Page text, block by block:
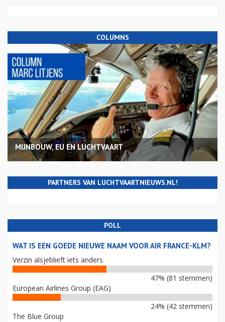
COLUMNS
MIJNBOUW, EU EN LUCHTVAART
PARTNERS VAN LUCHTVAARTNIEUWS.NL!
POLL
WAT IS EEN GOEDE NIEUWE NAAM VOOR AIR FRANCE-KLM?
Verzin alsjeblieft iets anders
47% (81 stemmen)
European Airlines Group (EAG)
24% (42 stemmen)
The Blue Group